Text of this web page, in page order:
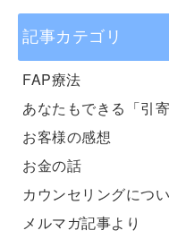
記事カテゴリ
FAP療法
あなたもできる「引寄
お客様の感想
お金の話
カウンセリングにつ
メルマガ記事より